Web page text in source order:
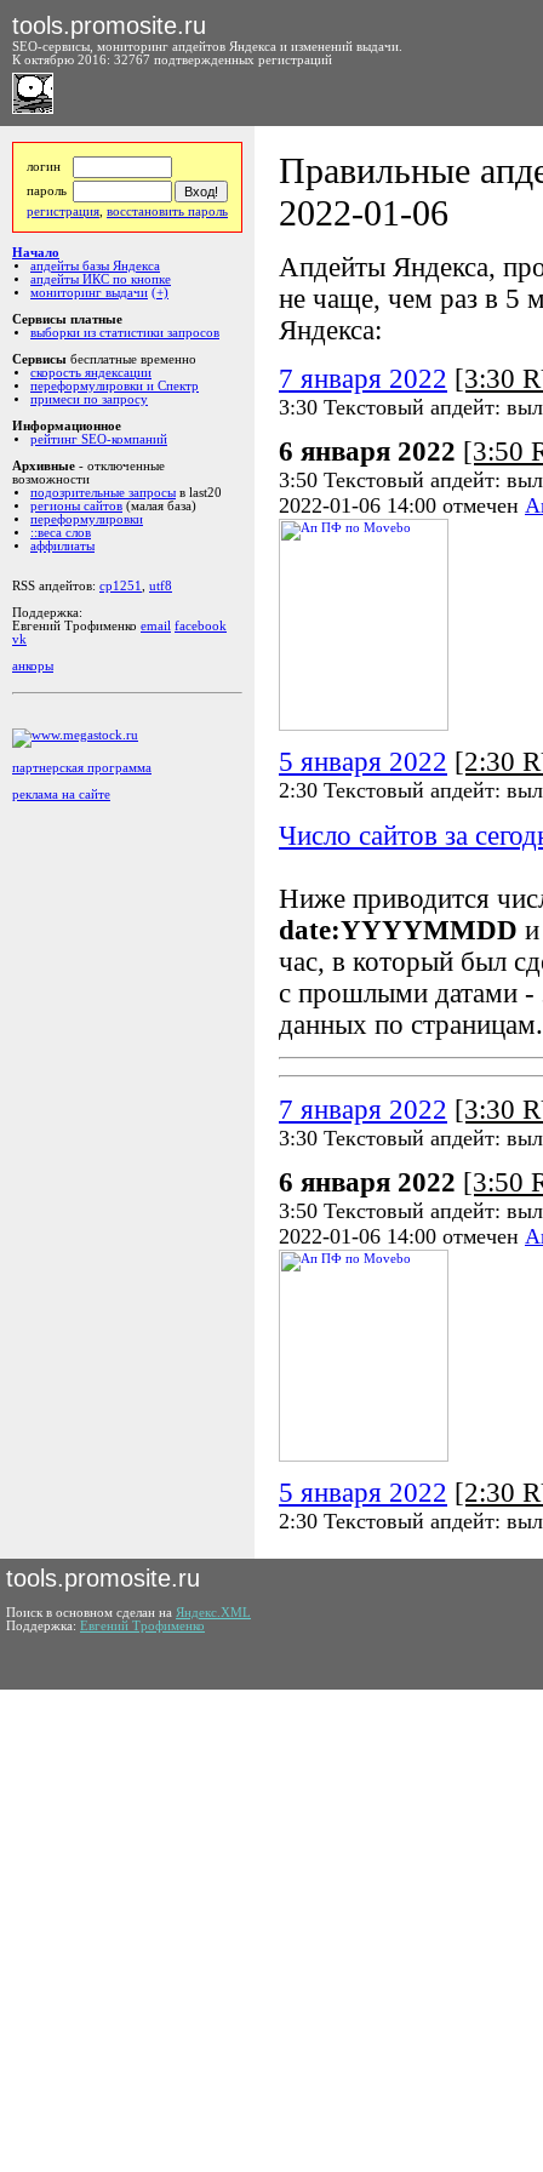
tools.promosite.ru
SEO-сервисы, мониторинг апдейтов Яндекса и изменений выдачи.
К октябрю 2016: 32767 подтвержденных регистраций
логин
пароль
регистрация восстановить пароль
Начало
апдейты базы Яндекса
апдейты ИКС по кнопке
мониторинг выдачи (+)
Сервисы платные
выборки из статистики запросов
Сервисы бесплатные временно
скорость яндексации
переформулировки и Спектр
примеси по запросу
Информационное
рейтинг SEO-компаний
Архивные - отключенные
возможности
подозрительные запросы в last20
регионы сайтов (малая база)
переформулировки
::веса слов
аффилиаты
RSS апдейтов: cp1251
utf8
Поддержка:
Евгений Трофименко email facebook
vk
анкоры
партнерская программа
реклама на сайте
Правильные
2022-01-06
Апдейты Яндекса,
не чаще, чем раз в 5
Яндекса:
7 января 2022 [3:30
3:30 Текстовый апдейт:
6 января 2022 [3:50
3:50 Текстовый апдейт:
2022-01-06 14:00 отмечен
5 января 2022 [2:30
2:30 Текстовый апдейт:
Число сайтов за
Ниже приводится
date:YYYYMMDD
час, в который был
с прошлыми датами -
данных по страницам.
7 января 2022 [3:30
3:30 Текстовый апдейт:
6 января 2022 [3:50
3:50 Текстовый апдейт:
2022-01-06 14:00 отмечен
5 января 2022 [2:30
2:30 Текстовый апдейт:
tools.promosite.ru
Поиск в основном сделан на Яндекс.XML
Поддержка: Евгений Трофименко